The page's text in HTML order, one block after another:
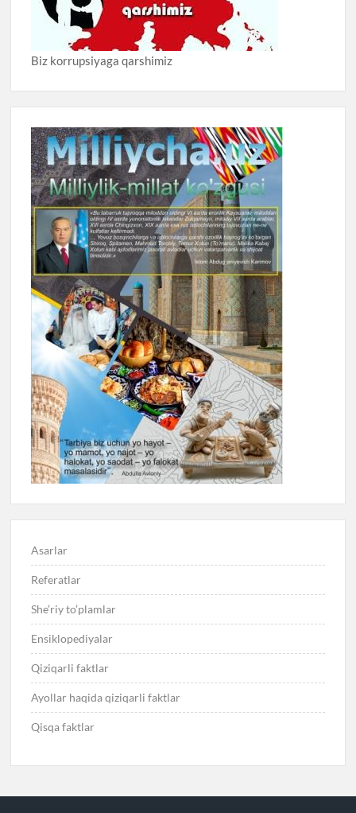
Biz korrupsiyaga qarshimiz
Asarlar
Referatlar
She’riy to’plamlar
Ensiklopediyalar
Qiziqarli faktlar
Ayollar haqida qiziqarli faktlar
Qisqa faktlar